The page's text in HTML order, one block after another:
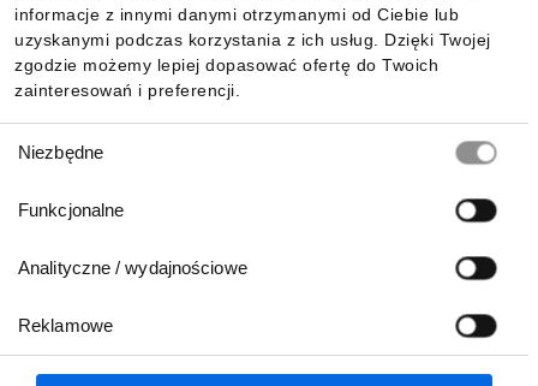
informacje z innymi danymi otrzymanymi od Ciebie lub
uzyskanymi podczas korzystania z ich usług. Dzięki Twojej
zgodzie możemy lepiej dopasować ofertę do Twoich
zainteresowań i preferencji.
zgody
Niezbędne
Funkcjonalne
Analityczne / wydajnościowe
Reklamowe
Pobierz naszą aplikację mobilną:
801 500 700 lub 71 37 61 600